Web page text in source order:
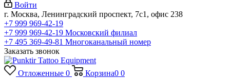
Войти
г. Москва, Ленинградский проспект, 7с1, офис 238
+7 999 969-42-19
+7 999 969-42-19 Московский филиал
+7 495 369-49-81 Многоканальный номер
Заказать звонок
Отложенные 0 Корзина0 0